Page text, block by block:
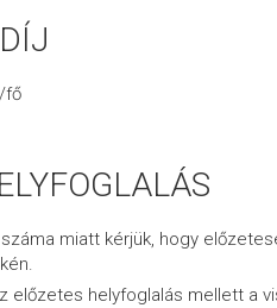
fő
miatt kérjük, hogy
előzetes helyfoglalás mellett a